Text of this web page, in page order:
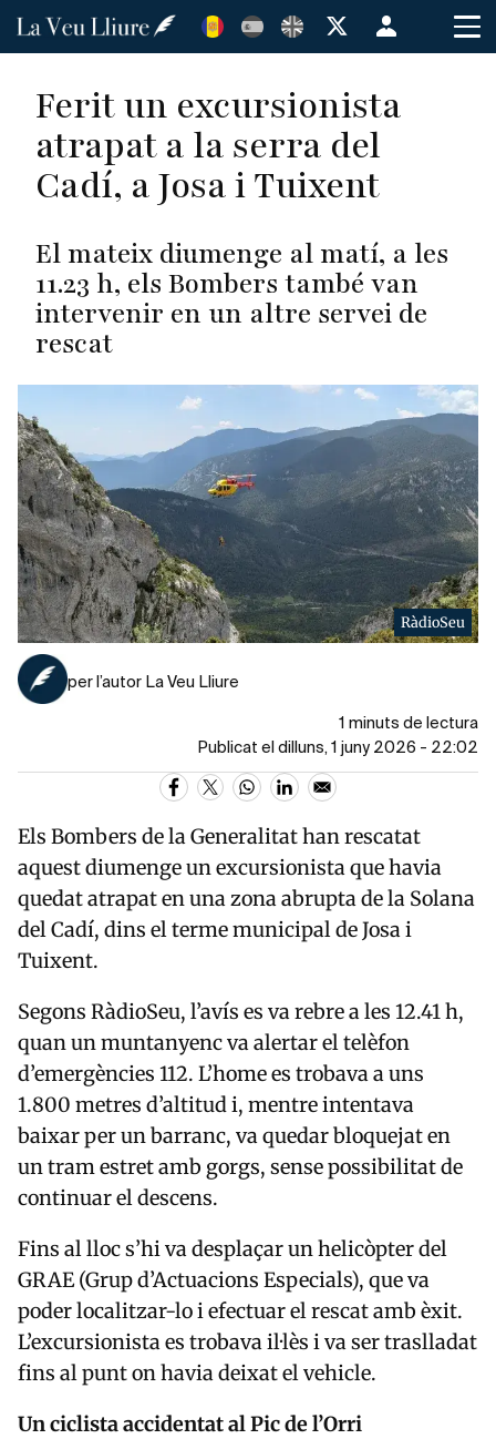
Vés
Menú
de
cuenta
de
usuario
Ferit un excursionista
atrapat a la serra del
Cadí, a Josa i Tuixent
El mateix diumenge al matí, a les
11.23 h, els Bombers també van
intervenir en un altre servei de
rescat
RàdioSeu
per l’autor La Veu Lliure
1 minuts de lectura
Publicat el dilluns, 1 juny 2026 - 22:02
Els Bombers de la Generalitathan rescatat
aquest diumenge un excursionista que havia
quedat atrapat en una zona abrupta de la Solana
del Cadí, dins el terme municipal de Josa i
Tuixent.
Segons RàdioSeu, l’avís es va rebre a les 12.41 h,
quan un muntanyenc va alertar el telèfon
d’emergències 112. L’home es trobava a uns
1.800 metres d’altitud i, mentre intentava
baixar per un barranc, va quedar bloquejat en
un tram estret amb gorgs, sense possibilitat de
continuar el descens.
Fins al lloc s’hi va desplaçar un helicòpter del
GRAE (Grup d’Actuacions Especials), que va
poder localitzar-lo i efectuar el rescat amb èxit.
L’excursionista es trobava il·lès i va ser traslladat
fins al punt on havia deixat el vehicle.
Un ciclista accidentat al Pic de l’Orri